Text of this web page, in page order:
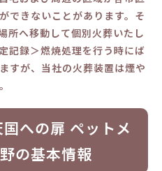
できないことがあります。そ
所へ移動して個別火葬いたし
記録＞燃焼処理を行う時にば
すが、当社の火葬装置は煙や
への扉 ペットメ
の基本情報